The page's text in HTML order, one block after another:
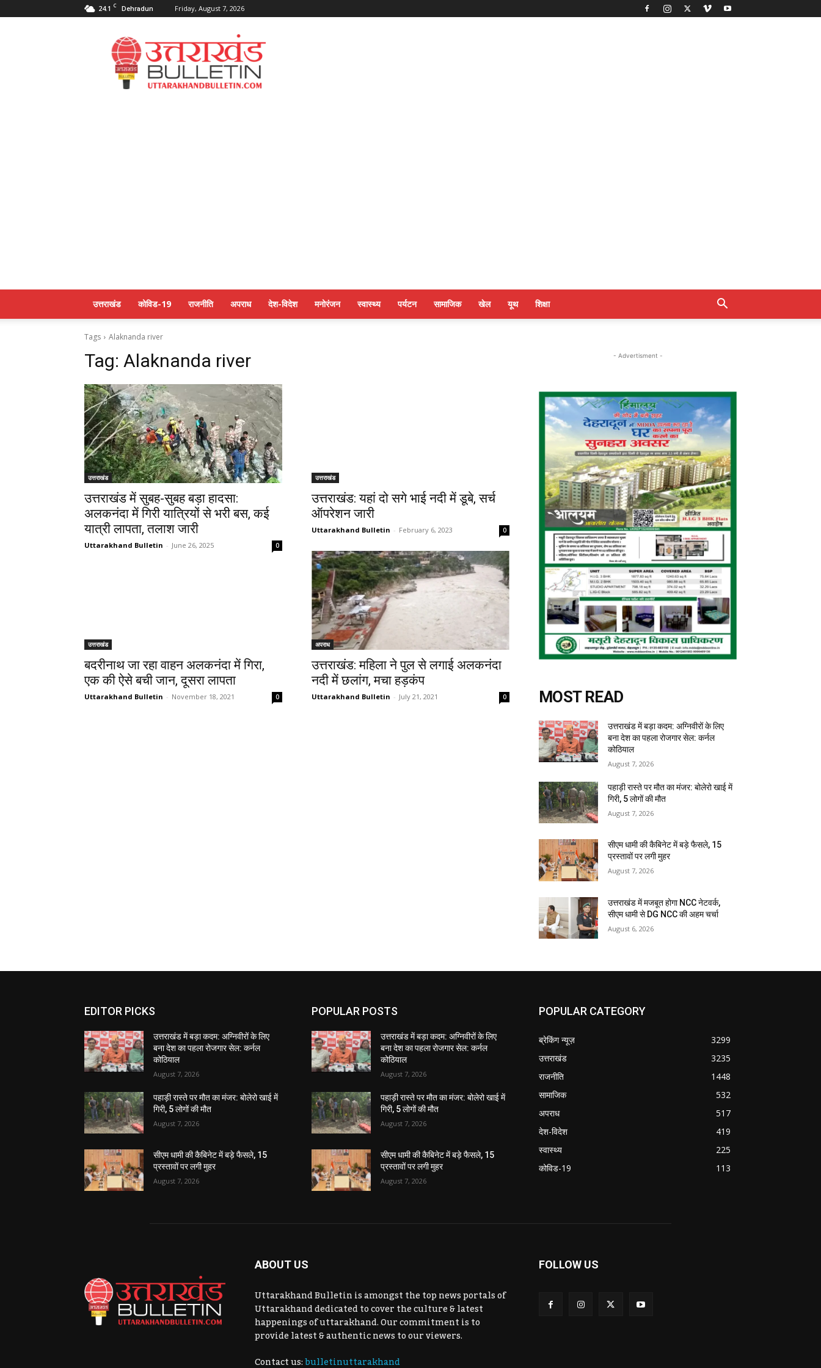
24.1 C Dehradun Friday, August 7, 2026
Uttarakahnd
Bulletin
उत्तराखंड कोविड-19 राजनीति अपराध देश-विदेश मनोरंजन स्वास्थ्य पर्यटन सामाजिक खेल यूथ शिक्षा
Tags Alaknanda river
Tag: Alaknanda river
उत्तराखंड
उत्तराखंड में सुबह-सुबह बड़ा हादसा:
अलकनंदा में गिरी यात्रियों से भरी बस, कई
यात्री लापता, तलाश जारी
Uttarakhand Bulletin - June 26, 2025 0
उत्तराखंड
उत्तराखंड: यहां दो सगे भाई नदी में डूबे, सर्च
ऑपरेशन जारी
Uttarakhand Bulletin - February 6, 2023 0
उत्तराखंड
बदरीनाथ जा रहा वाहन अलकनंदा में गिरा,
एक की ऐसे बची जान, दूसरा लापता
Uttarakhand Bulletin - November 18, 2021 0
अपराध
उत्तराखंड: महिला ने पुल से लगाई अलकनंदा
नदी में छलांग, मचा हड़कंप
Uttarakhand Bulletin - July 21, 2021 0
- Advertisment -
MOST READ
उत्तराखंड में बड़ा कदम: अग्निवीरों के लिए
बना देश का पहला रोजगार सेल: कर्नल
कोठियाल
August 7, 2026
पहाड़ी रास्ते पर मौत का मंजर: बोलेरो खाई में
गिरी, 5 लोगों की मौत
August 7, 2026
सीएम धामी की कैबिनेट में बड़े फैसले, 15
प्रस्तावों पर लगी मुहर
August 7, 2026
उत्तराखंड में मजबूत होगा NCC नेटवर्क,
सीएम धामी से DG NCC की अहम चर्चा
August 6, 2026
EDITOR PICKS
उत्तराखंड में बड़ा कदम: अग्निवीरों के लिए
बना देश का पहला रोजगार सेल: कर्नल
कोठियाल
August 7, 2026
पहाड़ी रास्ते पर मौत का मंजर: बोलेरो खाई में
गिरी, 5 लोगों की मौत
August 7, 2026
सीएम धामी की कैबिनेट में बड़े फैसले, 15
प्रस्तावों पर लगी मुहर
August 7, 2026
POPULAR POSTS
उत्तराखंड में बड़ा कदम: अग्निवीरों के लिए
बना देश का पहला रोजगार सेल: कर्नल
कोठियाल
August 7, 2026
पहाड़ी रास्ते पर मौत का मंजर: बोलेरो खाई में
गिरी, 5 लोगों की मौत
August 7, 2026
सीएम धामी की कैबिनेट में बड़े फैसले, 15
प्रस्तावों पर लगी मुहर
August 7, 2026
POPULAR CATEGORY
ब्रेकिंग न्यूज़
3299
उत्तराखंड
3235
राजनीति
1448
सामाजिक
532
अपराध
517
देश-विदेश
419
स्वास्थ्य
225
कोविड-19
113
ABOUT US
Uttarakhand Bulletin is amongst the top news portals of
Uttarakhand dedicated to cover the culture & latest
happenings of uttarakhand. Our commitment is to
provide latest & authentic news to our viewers.
Contact us:bulletinuttarakhand
FOLLOW US